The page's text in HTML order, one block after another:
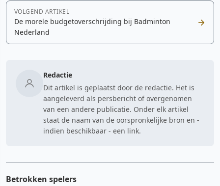
VOLGEND ARTIKEL
De morele budgetoverschrijding bij Badminton
Nederland
Redactie
Dit artikel is geplaatst door de redactie. Het is
aangeleverd als persbericht of overgenomen
van een andere publicatie. Onder elk artikel
staat de naam van de oorspronkelijke bron en -
indien beschikbaar - een link.
Betrokken spelers